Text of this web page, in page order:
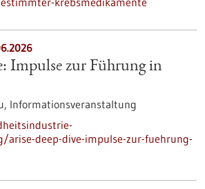
Impulse zur Führung in
Informationsveranstaltung
arise-deep-dive-impulse-zur-fuehrung-